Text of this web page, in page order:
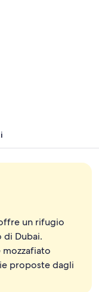
ombrelloni da
un rifugio
di Dubai.
mozzafiato
proposte dagli